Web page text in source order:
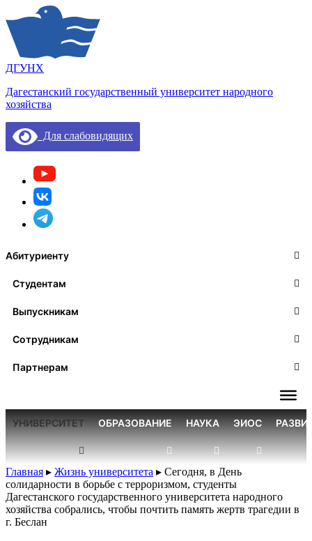
ДГУНХ
Дагестанский государственный университет народного
хозяйства
Для слабовидящих
Абитуриенту
Студентам
Выпускникам
Сотрудникам
Партнерам
УНИВЕРСИТЕТ ОБРАЗОВАНИЕ НАУКА ЭИОС
Главная ▸ Жизнь университета ▸ Сегодня, в День
солидарности в борьбе с терроризмом, студенты
Дагестанского государственного университета народного
хозяйства собрались, чтобы почтить память жертв трагедии в
г. Беслан